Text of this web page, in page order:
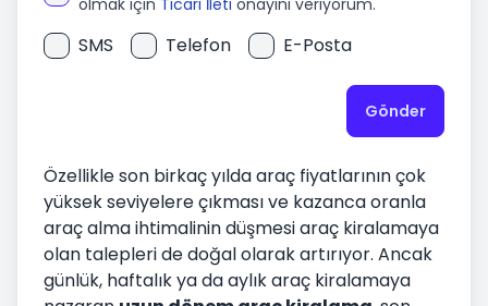
SMS Telefon E-Posta
Gönder
Özellikle son birkaç yılda araç fiyatlarının çok
yüksek seviyelere çıkması ve kazanca oranla
araç alma ihtimalinin düşmesi araç kiralamaya
olan talepleri de doğal olarak artırıyor. Ancak
günlük, haftalık ya daaylık araç kiralamaya